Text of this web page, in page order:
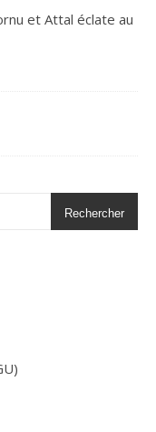
et Attal éclate au
Rechercher